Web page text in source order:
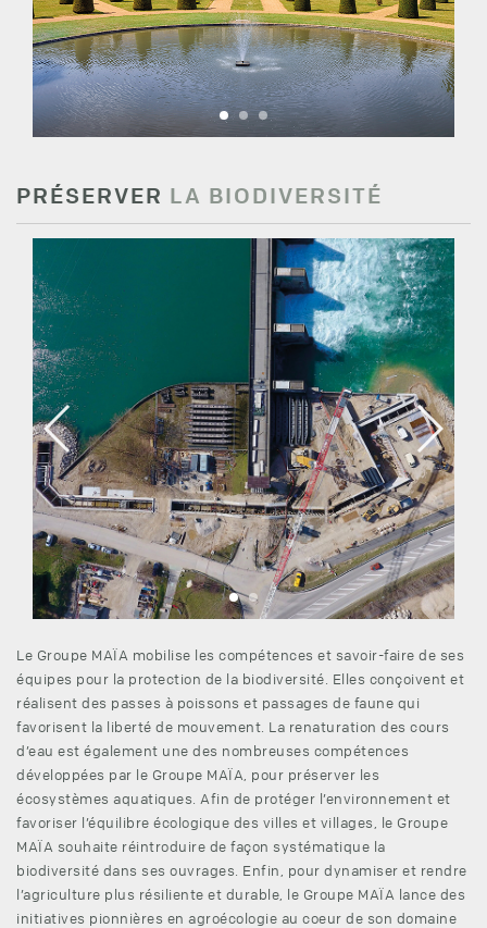
PRÉSERVER LA BIODIVERSITÉ
Le Groupe MAÏA mobilise les compétences et savoir-faire de ses
équipes pour la protection de la biodiversité. Elles conçoivent et
réalisent des passes à poissons et passages de faune qui
favorisent la liberté de mouvement. La renaturation des cours
d’eau est également une des nombreuses compétences
développées par le Groupe MAÏA, pour préserver les
écosystèmes aquatiques. Afin de protéger l’environnement et
favoriser l’équilibre écologique des villes et villages, le Groupe
MAÏA souhaite réintroduire de façon systématique la
biodiversité dans ses ouvrages. Enfin, pour dynamiser et rendre
l’agriculture plus résiliente et durable, le Groupe MAÏA lance des
initiatives pionnières en agroécologie au coeur de son domaine